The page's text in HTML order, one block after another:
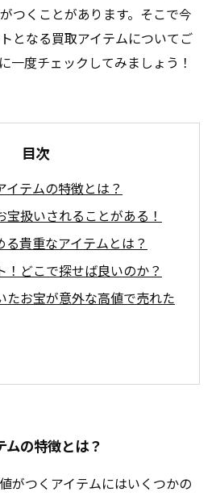
つくことがあります。そこで今
となる買取アイテムについてご
一度チェックしてみましょう！
目次
テムの特徴とは？
扱いされることがある！
る貴重なアイテムとは？
！どこで探せば良いのか？
たお宝が意外な高値で売れた
ムの特徴とは？
がつくアイテムにはいくつかの